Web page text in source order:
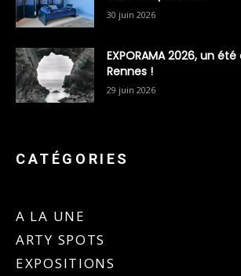
30 juin 2026
EXPORAMA 2026, un
Rennes !
29 juin 2026
CATÉGORIES
A LA UNE
ARTY SPOTS
EXPOSITIONS